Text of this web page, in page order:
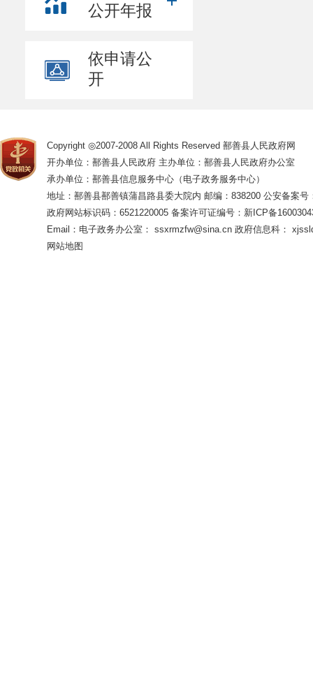
公开年报
依申请公
开
Copyright ◎2007-2008 All Rights Reserved 鄯善县人民政府网
开办单位：鄯善县人民政府 主办单位：鄯善县人民政府办公室
承办单位：鄯善县信息服务中心（电子政务服务中心）
地址：鄯善县鄯善镇蒲昌路县委大院内 邮编：838200 公安备案号
政府网站标识码：6521220005 备案许可证编号：新ICP备
Email：电子政务办公室： ssxrmzfw@sina.cn 政府信息科：
网站地图